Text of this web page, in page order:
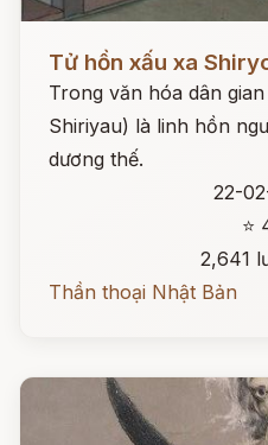
Đọc ngay
Tử hồn xấu xa
Trong văn hóa dân
Shiriyau) là linh hồn
dương thế.
22-
⭐
2,641
Thần thoại Nhật Bản